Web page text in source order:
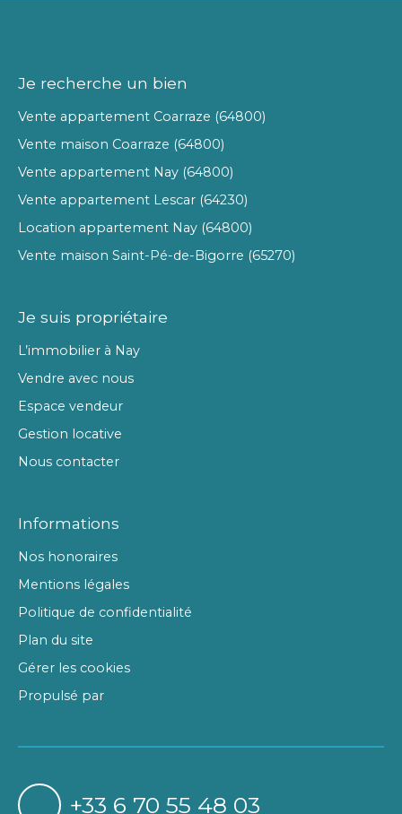
Je recherche un bien
Vente appartement Coarraze (64800)
Vente maison Coarraze (64800)
Vente appartement Nay (64800)
Vente appartement Lescar (64230)
Location appartement Nay (64800)
Vente maison Saint-Pé-de-Bigorre (65270)
Je suis propriétaire
L’immobilier à Nay
Vendre avec nous
Espace vendeur
Gestion locative
Nous contacter
Informations
Nos honoraires
Mentions légales
Politique de confidentialité
Plan du site
Gérer les cookies
Propulsé par
+33 6 70 55 48 03